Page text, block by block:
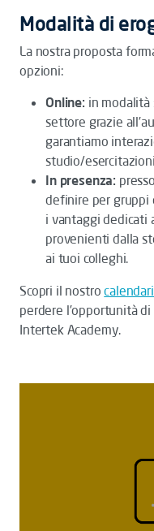
Modalità di
La nostra proposta
opzioni:
Online: in modalità
settore grazie
garantiamo
studio/
In presenza:
definire per gruppi
i vantaggi dedicati
provenienti dalla
ai tuoi colleghi.
Scopri il nostro
perdere l’opportunità
Intertek Academy.